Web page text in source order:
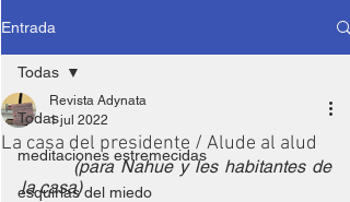
Entrada
Todas
meditaciones estremecidas
esquirlas del miedo
Todas
La casa del presidente / Alude al alud
Revista Adynata
1 jul 2022
(para Nahue y les habitantes de
la casa)